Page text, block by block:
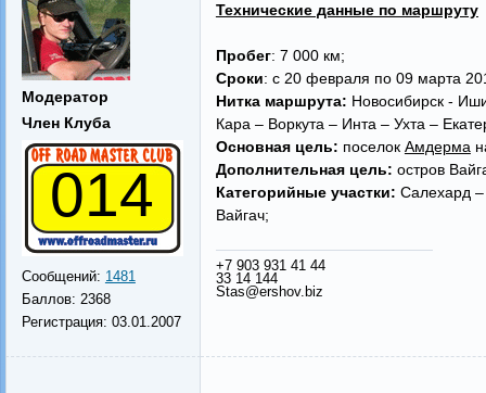
Модератор
Член Клуба
014
Сообщений: 1481
Баллов: 2368
Регистрация: 03.01.2007
Технические данные по маршруту
Пробег: 7 000 км;
Сроки: с 20 февраля по 09 марта
Нитка маршрута: Новосибирск -
Кара – Воркута – Инта – Ухта –
Основная цель: поселок Амдерма
Дополнительная цель: остров
Категорийные участки: Салехард
Вайгач;
+7 903 931 41 44
33 14 144
Stas@ershov.biz